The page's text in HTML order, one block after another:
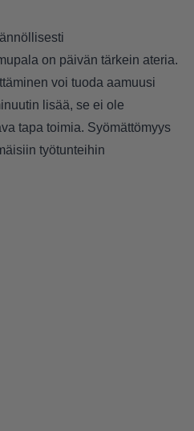
on päivän tärkein ateria.
voi tuoda aamuusi
lisää, se ei ole
tapa toimia. Syömättömyys
työtunteihin